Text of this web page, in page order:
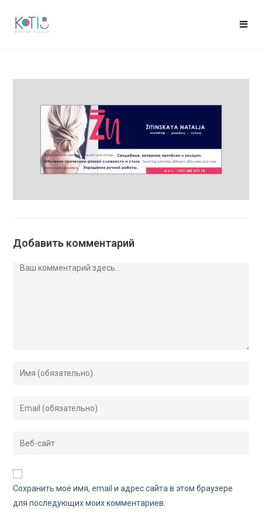
Добавить комментарий
Сохранить моё имя, email и адрес сайта в этом браузере
для последующих моих комментариев.